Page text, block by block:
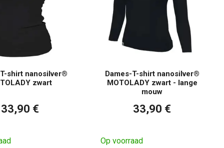
shirt nanosilver®
zwart
33,90 €
Dames-T-shirt nanosilver®
MOTOLADY zwart - lange
mouw
33,90 €
Op voorraad